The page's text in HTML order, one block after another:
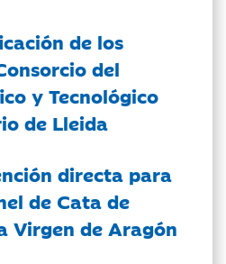
de los
del
y Tecnológico
de Lleida
directa para
de Cata de
Virgen de Aragón